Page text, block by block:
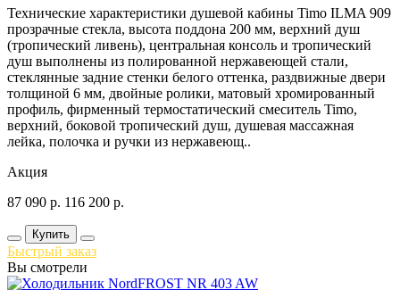
Технические характеристики душевой кабины Timo ILMA 909
прозрачные стекла, высота поддона 200 мм, верхний душ
(тропический ливень), центральная консоль и тропический
душ выполнены из полированной нержавеющей стали,
стеклянные задние стенки белого оттенка, раздвижные двери
толщиной 6 мм, двойные ролики, матовый хромированный
профиль, фирменный термостатический смеситель Timo,
верхний, боковой тропический душ, душевая массажная
лейка, полочка и ручки из нержавеющ..
Акция
87 090 р. 116 200 р.
Купить
Быстрый заказ
Вы смотрели